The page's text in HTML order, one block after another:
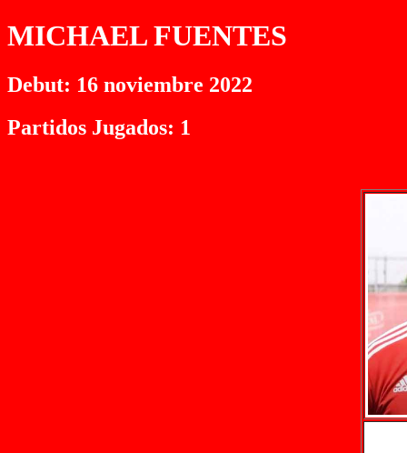
MICHAEL FUENTES
Debut: 16 noviembre 2022
Partidos Jugados: 1